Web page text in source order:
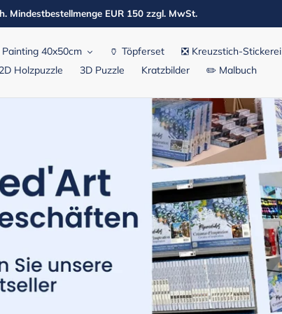
Mindestbestellmenge EUR 150 zzgl. MwSt.
40x50cm 🏺 Töpferset
❎ Kreuzstich-Stickerei
2D Holzpuzzle 3D Puzzle Kratzbilder ✏️ Malbuch